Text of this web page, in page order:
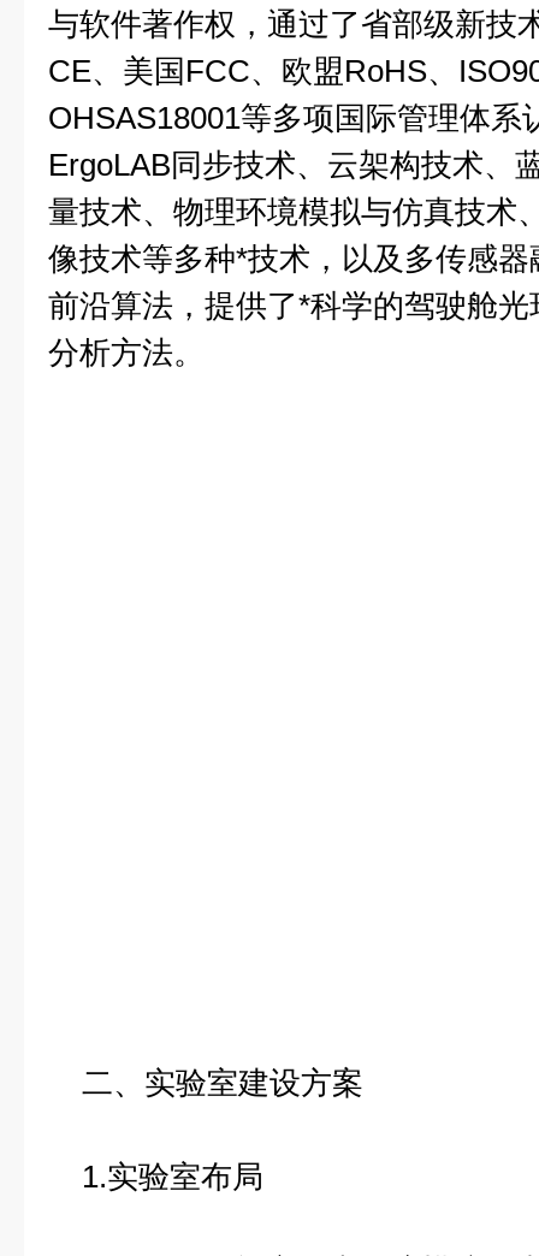
与软件著作权，通过了省部级新技
CE、美国FCC、欧盟RoHS、
OHSAS18001等多项国际管理体系
ErgoLAB同步技术、云架构技术、
量技术、物理环境模拟与仿真技术
像技术等多种*技术，以及多传感
前沿算法，提供了*科学的驾驶舱
分析方法。
二、实验室建设方案
1.实验室布局